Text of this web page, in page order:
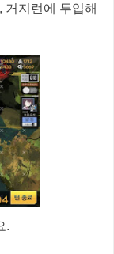
거지런에 투입해
.